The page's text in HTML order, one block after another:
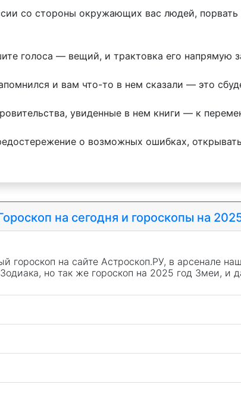
со стороны окружающих вас людей,
голоса — вещий, и трактовка его напрямую
и вам что-то в нем сказали — это
увиденные в нем книги — к
о возможных ошибках,
на сегодня и гороскопы на
на сайте Астроскоп.РУ, в арсенале
но так же гороскоп на 2025 год Змеи, и